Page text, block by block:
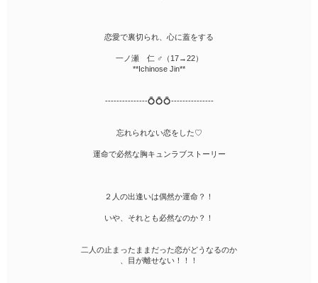
恋愛で裏切られ、心に蓋をする
一ノ瀬 仁 ♂（17→22）
**Ichinose Jin**
---------------💍💍💍---------------
忘れられない恋をした♡
運命で必然な胸キュンラブストーリー
２人の出逢いは偶然か運命？！
いや、それとも必然なのか？！
二人の止まったままだった恋がどうなるのか
、目が離せない！！！